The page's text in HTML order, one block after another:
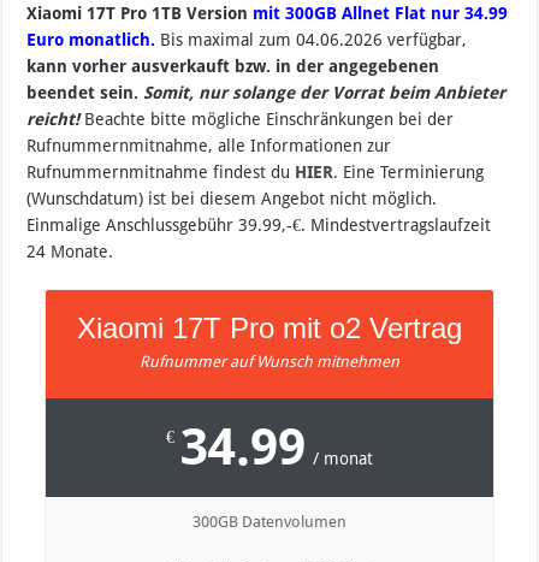
Xiaomi 17T Pro 1TB Version mit 300GB Allnet Flat nur 34.99
Euro monatlich. Bis maximal zum 04.06.2026 verfügbar,
kann vorher ausverkauft bzw. in der angegebenen
beendet sein. Somit, nur solange der Vorrat beim Anbieter
reicht!Beachte bitte mögliche Einschränkungen bei der
Rufnummernmitnahme, alle Informationen zur
Rufnummernmitnahme findest du HIER. Eine Terminierung
(Wunschdatum) ist bei diesem Angebot nicht möglich.
Einmalige Anschlussgebühr 39.99,-€. Mindestvertragslaufzeit
24 Monate.
Xiaomi 17T Pro mit o2 Vertrag
Rufnummer auf Wunsch mitnehmen
€ 34.99 / monat
300GB Datenvolumen